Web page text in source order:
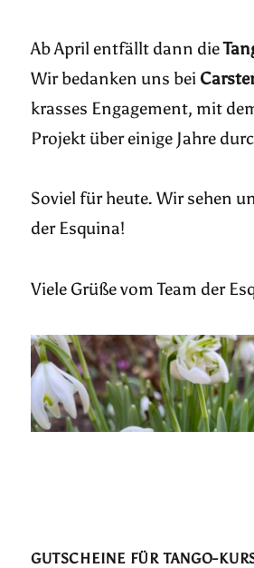
Ab April entfällt dann die
Wir bedanken uns bei
krasses Engagement, mit
Projekt über einige Jahre
Soviel für heute. Wir sehen
der Esquina!
Viele Grüße vom Team der
GUTSCHEINE FÜR TANGO-